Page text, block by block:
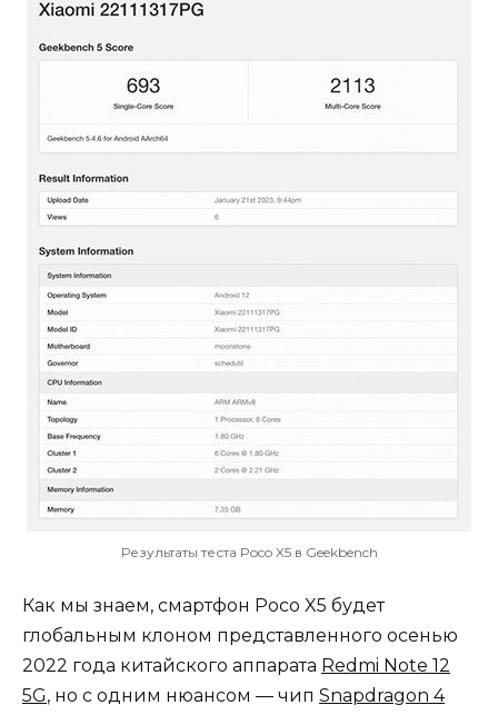
Результаты теста Poco X5 в Geekbench
Как мы знаем, смартфон Poco X5 будет
глобальным клоном представленного осенью
2022 года китайского аппарата Redmi Note 12
5G, но с одним нюансом — чип Snapdragon 4